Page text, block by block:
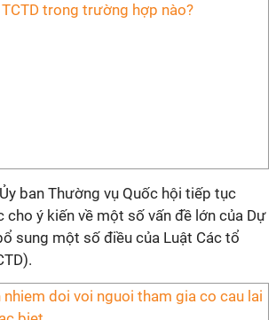
trong trường hợp nào?
ban Thường vụ Quốc hội tiếp tục
cho ý kiến về một số vấn đề lớn của Dự
sung một số điều của Luật Các tổ